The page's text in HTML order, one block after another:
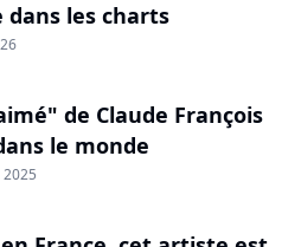
dans les charts
de Claude François
le monde